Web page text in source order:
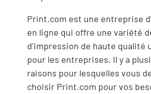
Print.com est une entreprise
en ligne qui offre une variété
d’impression de haute qualité
pour les entreprises. Il y a
raisons pour lesquelles vous
choisir Print.com pour vos